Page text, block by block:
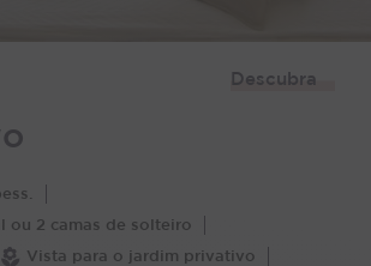
ou 2 camas de solteiro
Vista para o jardim privativo
Descubra